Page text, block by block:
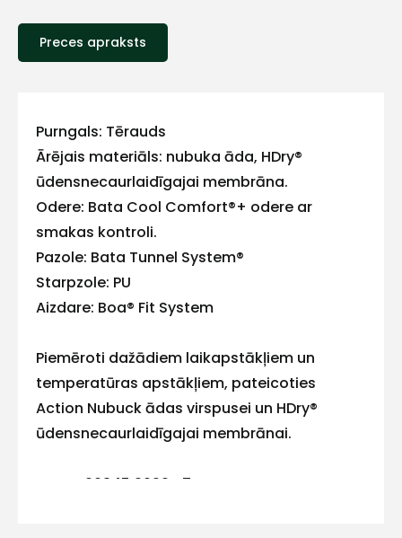
Preces apraksts
Purngals: Tērauds
Ārējais materiāls: nubuka āda, HDry®
ūdensnecaurlaidīgajai membrāna.
Odere: Bata Cool Comfort®+ odere ar
smakas kontroli.
Pazole: Bata Tunnel System®
Starpzole: PU
Aizdare: Boa® Fit System
Piemēroti dažādiem laikapstākļiem un
temperatūras apstākļiem, pateicoties
Action Nubuck ādas virspusei un HDry®
ūdensnecaurlaidīgajai membrānai.
EN ISO 20345:2022 S7S HI CI HRO FO WR SR
ar
mums!
iespējas
ātrāk
Vārds
E-pasts
+